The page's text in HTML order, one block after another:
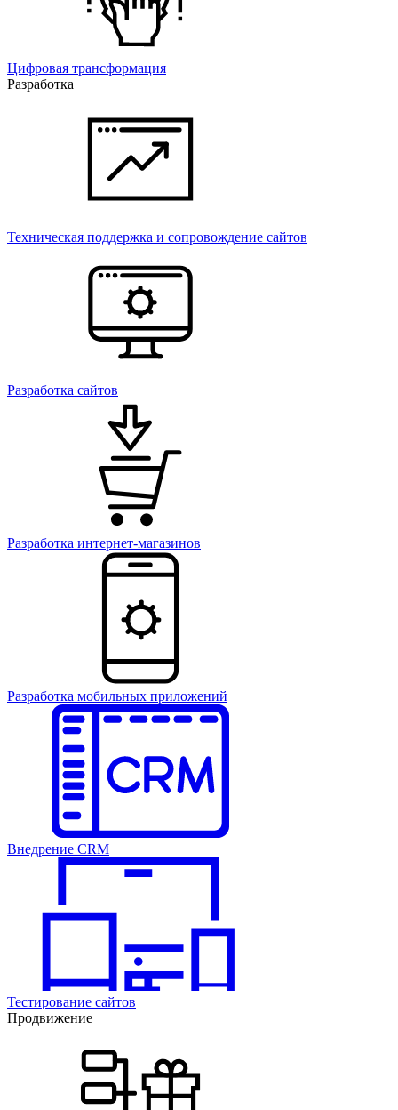
Цифровая трансформация
Разработка
Техническая поддержка и сопровождение сайтов
Разработка сайтов
Разработка интернет-магазинов
Разработка мобильных приложений
Внедрение CRM
Тестирование сайтов
Продвижение